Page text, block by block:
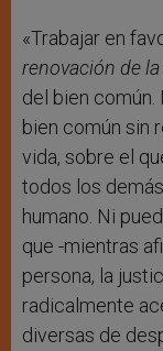
«Trabajar en
renovación de
del bien común.
bien común sin
vida, sobre el
todos los
humano. Ni
que -mientras
persona, la
radicalmente
diversas de